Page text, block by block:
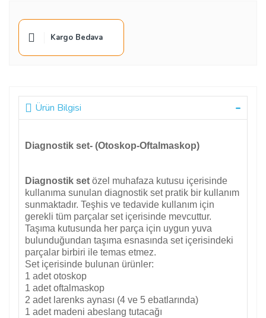
Kargo Bedava
Ürün Bilgisi
Diagnostik set- (Otoskop-Oftalmaskop)
Diagnostik set özel muhafaza kutusu içerisinde
kullanıma sunulan diagnostik set pratik bir kullanım
sunmaktadır. Teşhis ve tedavide kullanım için
gerekli tüm parçalar set içerisinde mevcuttur.
Taşıma kutusunda her parça için uygun yuva
bulunduğundan taşıma esnasında set içerisindeki
parçalar birbiri ile temas etmez.
Set içerisinde bulunan ürünler:
1 adet otoskop
1 adet oftalmaskop
2 adet larenks aynası (4 ve 5 ebatlarında)
1 adet madeni abeslang tutacağı